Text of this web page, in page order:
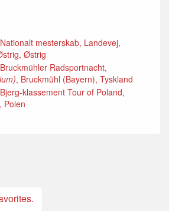
mesterskab, Landevej,
Østrig
Radsportnacht,
, Bruckmühl (Bayern), Tyskland
klassement Tour of Poland,
, Polen